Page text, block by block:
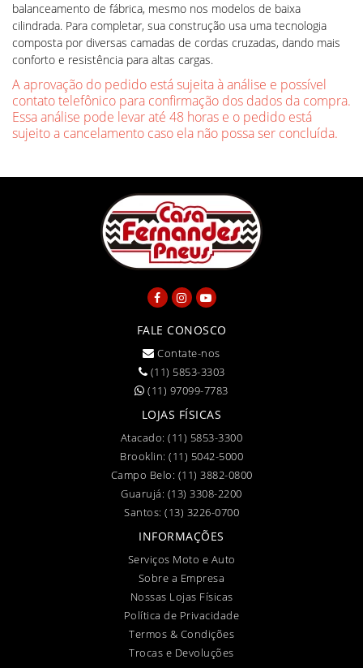
balanceamento de fábrica, mesmo nos modelos de baixa
cilindrada. Para completar, sua construção usa uma tecnologia
composta por diversas camadas de cordas cruzadas, dando mais
conforto e resistência para altas cargas.
A aprovação do pedido está sujeita à análise e possível
contato telefônico para confirmação dos dados da compra.
Essa análise pode levar até 48 horas e o pedido está
sujeito a cancelamento caso ela não possa ser concluída.
FALE CONOSCO
Contate-nos
(11) 5853-3303
(11) 97099-7783
LOJAS FÍSICAS
Atacado:(11) 5853-3300
Brooklin: (11) 5042-5000
Campo Belo: (11) 3882-0800
Guarujá: (13) 3308-2200
Santos: (13) 3226-0700
INFORMAÇÕES
Serviços Moto e Auto
Sobre a Empresa
Nossas Lojas Físicas
Política de Privacidade
Termos & Condições
Trocas e Devoluções